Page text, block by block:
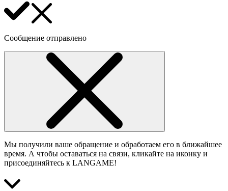
Сообщение отправлено
Мы получили ваше обращение и обработаем его в ближайшее
время. А чтобы оставаться на связи, кликайте на иконку и
присоединяйтесь к LANGAME!